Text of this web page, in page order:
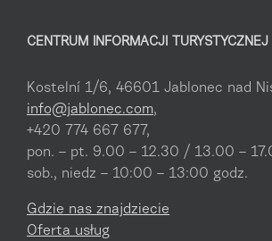
CENTRUM INFORMACJI TURYSTYCZNEJ
Kostelní 1/6, 46601 Jablonec nad
info@jablonec.com,
+420 774 667 677,
pon. – pt. 9.00 – 12.30 / 13.00 –
sob., niedz – 10:00 – 13:00 godz.
Gdzie nas znajdziecie
Oferta usług